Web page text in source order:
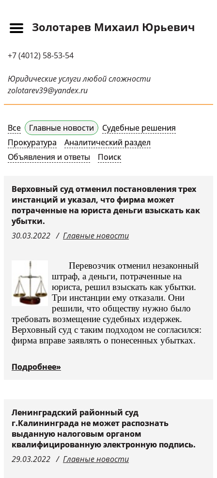
Прайс-лист
Новости
Обращения
Научные публикации
Контактная
Судебные решения
СМИ о нас
Судьи
Золотарев Михаил Юрьевич
+7 (4012) 58-53-54
Юридические услуги любой сложности
zolotarev39@yandex.ru
Все Главные новости
Судебные решения
Прокуратура
Аналитический раздел
Объявления и ответы
Поиск
Верховный суд отменил постановления трех
инстанций и указал, что фирма может
потраченные на юриста деньги взыскать как
убытки.
30.03.2022
Главные новости
Перевозчик отменил незаконный
штраф, а деньги, потраченные на
юриста, решил взыскать как убытки.
Три инстанции ему отказали. Они
решили, что обществу нужно было
требовать возмещение судебных издержек.
Верховный суд с таким подходом не согласился:
фирма вправе заявлять о понесенных убытках.
Подробнее»
Ленинградский районный суд
г.Калининграда не может распознать
выданную налоговым органом
квалифицированную электронную подпись.
29.03.2022
Главные новости